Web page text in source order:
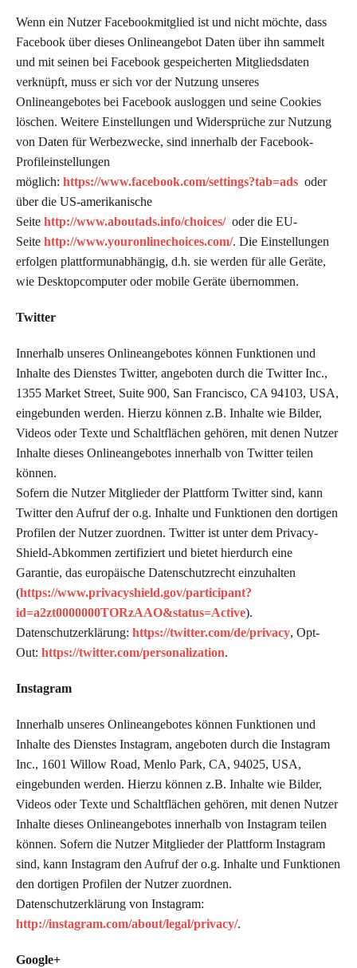
Wenn ein Nutzer Facebookmitglied ist und nicht möchte, dass
Facebook über dieses Onlineangebot Daten über ihn sammelt
und mit seinen bei Facebook gespeicherten Mitgliedsdaten
verknüpft, muss er sich vor der Nutzung unseres
Onlineangebotes bei Facebook ausloggen und seine Cookies
löschen. Weitere Einstellungen und Widersprüche zur Nutzung
von Daten für Werbezwecke, sind innerhalb der Facebook-
Profileinstellungen
möglich: https://www.facebook.com/settings?tab=ads oder
über die US-amerikanische
Seite http://www.aboutads.info/choices/oder die EU-
Seite http://www.youronlinechoices.com/. Die Einstellungen
erfolgen plattformunabhängig, d.h. sie werden für alle Geräte,
wie Desktopcomputer oder mobile Geräte übernommen.
Twitter
Innerhalb unseres Onlineangebotes können Funktionen und
Inhalte des Dienstes Twitter, angeboten durch die Twitter Inc.,
1355 Market Street, Suite 900, San Francisco, CA 94103, USA,
eingebunden werden. Hierzu können z.B. Inhalte wie Bilder,
Videos oder Texte und Schaltflächen gehören, mit denen Nutzer
Inhalte dieses Onlineangebotes innerhalb von Twitter teilen
können.
Sofern die Nutzer Mitglieder der Plattform Twitter sind, kann
Twitter den Aufruf der o.g. Inhalte und Funktionen den dortigen
Profilen der Nutzer zuordnen. Twitter ist unter dem Privacy-
Shield-Abkommen zertifiziert und bietet hierdurch eine
Garantie, das europäische Datenschutzrecht einzuhalten
(https://www.privacyshield.gov/participant?
id=a2zt0000000TORzAAO&status=Active).
Datenschutzerklärung: https://twitter.com/de/privacy, Opt-
Out: https://twitter.com/personalization.
Instagram
Innerhalb unseres Onlineangebotes können Funktionen und
Inhalte des Dienstes Instagram, angeboten durch die Instagram
Inc., 1601 Willow Road, Menlo Park, CA, 94025, USA,
eingebunden werden. Hierzu können z.B. Inhalte wie Bilder,
Videos oder Texte und Schaltflächen gehören, mit denen Nutzer
Inhalte dieses Onlineangebotes innerhalb von Instagram teilen
können. Sofern die Nutzer Mitglieder der Plattform Instagram
sind, kann Instagram den Aufruf der o.g. Inhalte und Funktionen
den dortigen Profilen der Nutzer zuordnen.
Datenschutzerklärung von Instagram:
http://instagram.com/about/legal/privacy/.
Google+